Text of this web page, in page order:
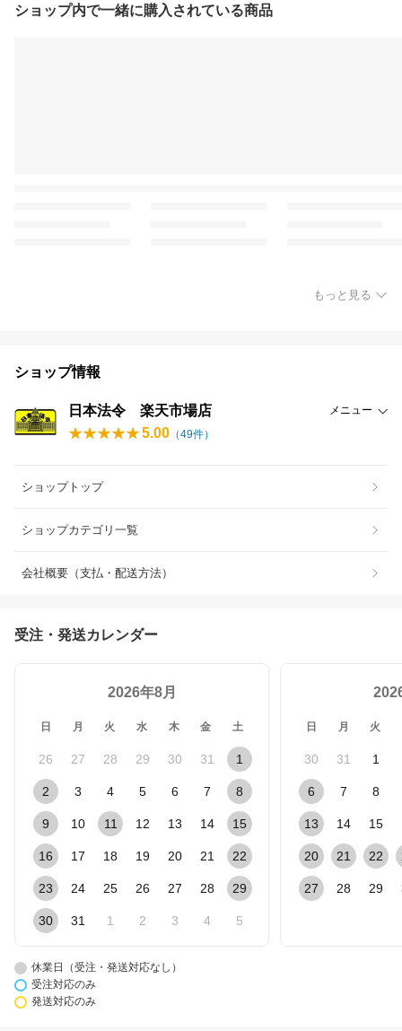
ショップ内で一緒に購入されている商品
もっと見る
ショップ情報
日本法令 楽天市場店 メニュー
5.00 （49件）
ショップトップ
ショップカテゴリ一覧
会社概要（支払・配送方法）
受注・発送カレンダー
2026年8月
日 月 火 水 木 金 土
26 27 28 29 30 31 1
2 3 4 5 6 7 8
9 10 11 12 13 14 15
16 17 18 19 20 21 22
23 24 25 26 27 28 29
30 31 1 2 3 4 5
日 月 火
30 31 1
6 7 8
13 14 15
20 21 22
27 28 29
休業日（受注・発送対応なし）
受注対応のみ
発送対応のみ